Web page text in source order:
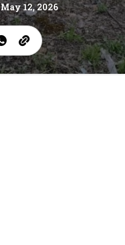
May 12, 2026